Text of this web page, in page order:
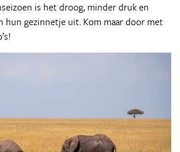
is het droog, minder druk en
hun gezinnetje uit. Kom maar door met